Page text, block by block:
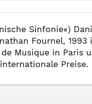
Sinfonie«)
Fournel,
Musique in Paris
Preise.